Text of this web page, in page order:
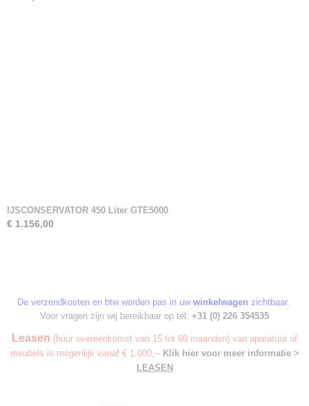
IJSCONSERVATOR 450 Liter GTE5000
€ 1.156,00
De verzendkosten en btw worden pas in uw winkelwagen zichtbaar.
Voor vragen zijn wij bereikbaar op tel: +31 (0) 226 354535
Leasen (huur overeenkomst van 15 tot 60 maanden) van aparatuur of
meubels is mogenlijk vanaf € 1.000,-- Klik hier voor meer informatie >
LEASEN